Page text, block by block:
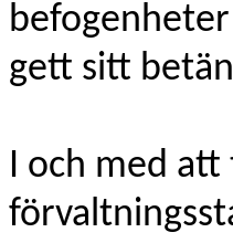
gett sitt
I och med